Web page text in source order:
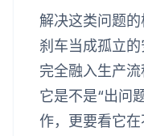
解决这类问题
刹车当成孤立
完全融入生产
它是不是“出问
作，更要看它